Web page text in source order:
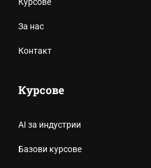
За нас
Контакт
Курсове
AI за индустрии
Базови курсове